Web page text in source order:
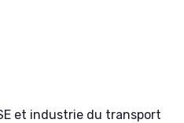
et industrie du transport